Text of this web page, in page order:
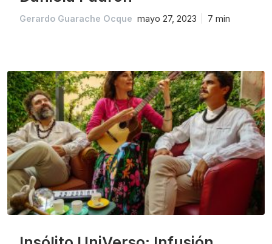
Gerardo Guarache Ocque mayo 27, 2023 7 min